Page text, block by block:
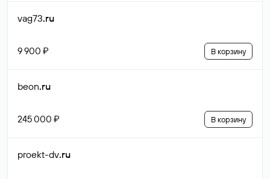
vag73.ru
9 900 ₽ В корзину
beon.ru
245 000 ₽ В корзину
proekt-dv.ru